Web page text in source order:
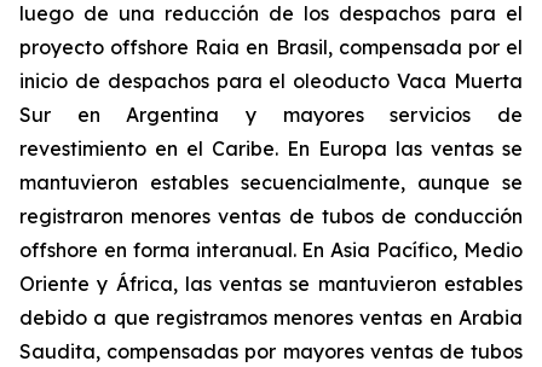
luego de una reducción de los despachos para el
proyecto offshore Raia en Brasil, compensada por el
inicio de despachos para el oleoducto Vaca Muerta
Sur en Argentina y mayores servicios de
revestimiento en el Caribe. En Europa las ventas se
mantuvieron estables secuencialmente, aunque se
registraron menores ventas de tubos de conducción
offshore en forma interanual. En Asia Pacífico, Medio
Oriente y África, las ventas se mantuvieron estables
debido a que registramos menores ventas en Arabia
Saudita, compensadas por mayores ventas de tubos